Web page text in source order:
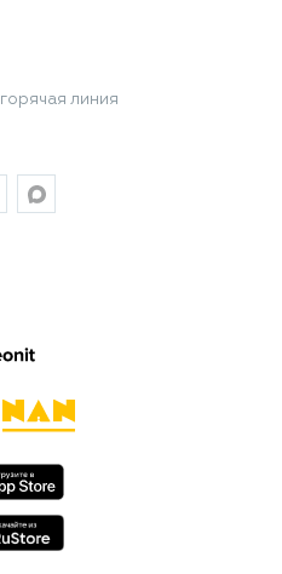
горячая линия